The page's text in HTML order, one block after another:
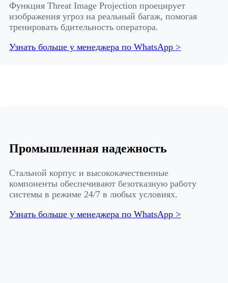
Функция Threat Image Projection проецирует
изображения угроз на реальный багаж, помогая
тренировать бдительность оператора.
Узнать больше у менеджера по WhatsApp >
Промышленная надежность
Стальной корпус и высококачественные
компоненты обеспечивают безотказную работу
системы в режиме 24/7 в любых условиях.
Узнать больше у менеджера по WhatsApp >